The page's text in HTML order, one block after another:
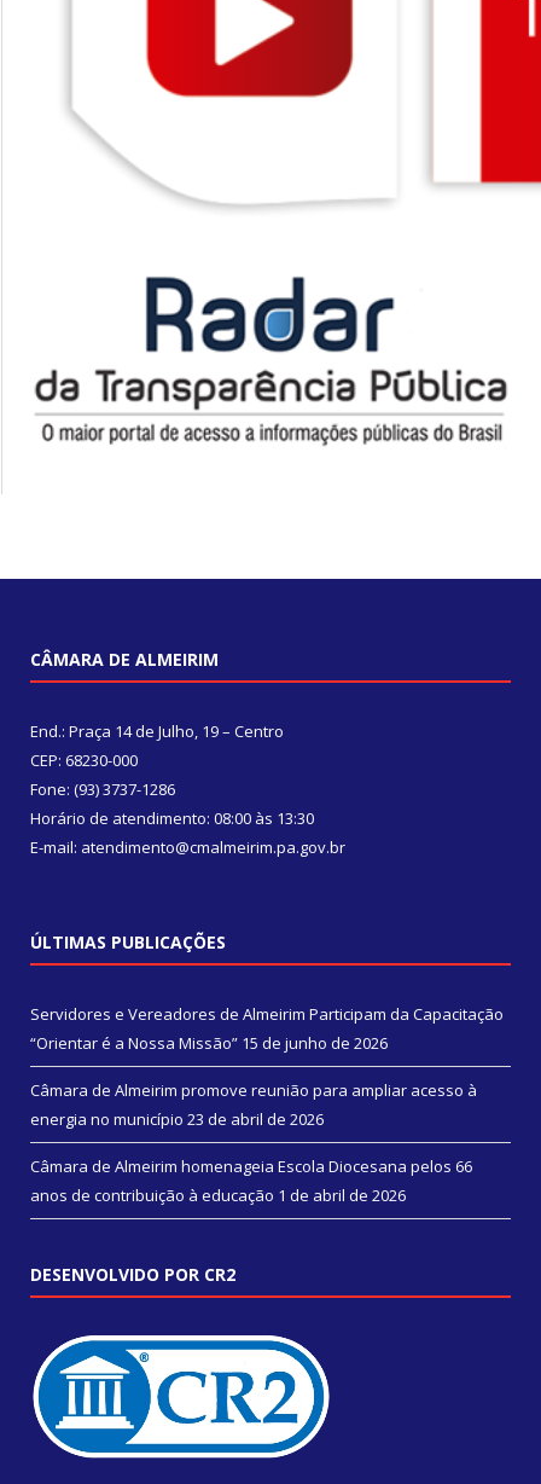
CÂMARA DE ALMEIRIM
End.: Praça 14 de Julho, 19 – Centro
CEP: 68230-000
Fone: (93) 3737-1286
Horário de atendimento: 08:00 às 13:30
E-mail: atendimento@cmalmeirim.pa.gov.br
ÚLTIMAS PUBLICAÇÕES
Servidores e Vereadores de Almeirim Participam da Capacitação
“Orientar é a Nossa Missão” 15 de junho de 2026
Câmara de Almeirim promove reunião para ampliar acesso à
energia no município 23 de abril de 2026
Câmara de Almeirim homenageia Escola Diocesana pelos 66
anos de contribuição à educação 1 de abril de 2026
DESENVOLVIDO POR CR2